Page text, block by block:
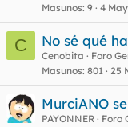
Masunos 9 4
C No sé qué
Cenobita
Foro
Masunos 801 25
MurciANO
PAYONNER
Foro